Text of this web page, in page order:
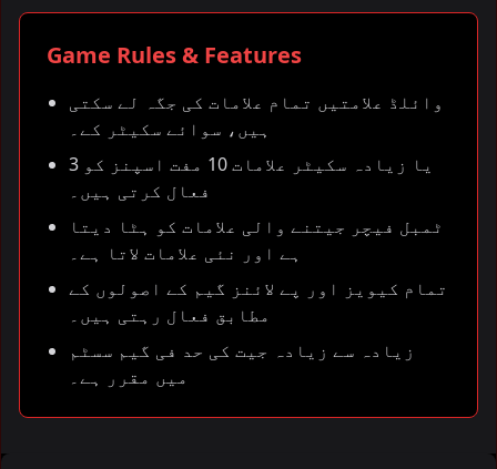
Game Rules & Features
وائلڈ علامتیں تمام علامات کی جگہ لے سکتی
ہیں، سوائے سکیٹر کے۔
3 یا زیادہ سکیٹر علامات 10 مفت اسپنز کو
فعال کرتی ہیں۔
ٹمبل فیچر جیتنے والی علامات کو ہٹا دیتا
ہے اور نئی علامات لاتا ہے۔
تمام کیویز اور پے لائنز گیم کے اصولوں کے
مطابق فعال رہتی ہیں۔
زیادہ سے زیادہ جیت کی حد فی گیم سسٹم
میں مقرر ہے۔